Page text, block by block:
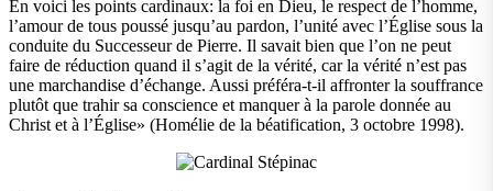
En voici les points cardinaux: la foi en Dieu, le respect de l’homme,
l’amour de tous poussé jusqu’au pardon, l’unité avec l’Église sous la
conduite du Successeur de Pierre. Il savait bien que l’on ne peut
faire de réduction quand il s’agit de la vérité, car la vérité n’est pas
une marchandise d’échange. Aussi préféra-t-il affronter la souffrance
plutôt que trahir sa conscience et manquer à la parole donnée au
Christ et à l’Église» (Homélie de la béatification, 3 octobre 1998).